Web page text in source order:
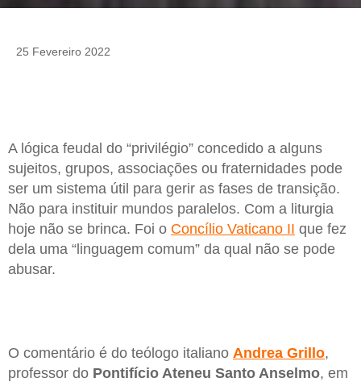
25 Fevereiro 2022
A lógica feudal do “privilégio” concedido a alguns
sujeitos, grupos, associações ou fraternidades pode
ser um sistema útil para gerir as fases de transição.
Não para instituir mundos paralelos. Com a liturgia
hoje não se brinca. Foi o Concílio Vaticano II que fez
dela uma “linguagem comum” da qual não se pode
abusar.
O comentário é do teólogo italiano Andrea Grillo,
professor do Pontifício Ateneu Santo Anselmo, em